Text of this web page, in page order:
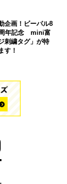
企画！ビーパル8
周年記念 mini富
刺繍タグ」が特
す！